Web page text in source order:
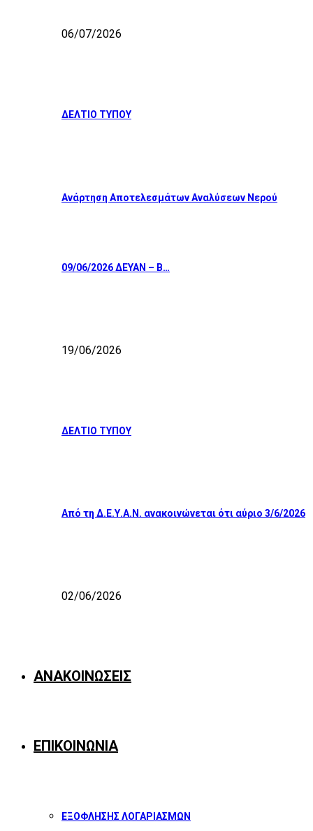
06/07/2026
ΔΕΛΤΙΟ ΤΥΠΟΥ
Ανάρτηση Αποτελεσμάτων Αναλύσεων Νερού
09/06/2026 ΔΕΥΑΝ – Β…
19/06/2026
ΔΕΛΤΙΟ ΤΥΠΟΥ
Από τη Δ.Ε.Υ.Α.Ν. ανακοινώνεται ότι αύριο 3/6/2026
02/06/2026
ΑΝΑΚΟΙΝΩΣΕΙΣ
ΕΠΙΚΟΙΝΩΝΙΑ
ΕΞΟΦΛΗΣΗΣ ΛΟΓΑΡΙΑΣΜΩΝ